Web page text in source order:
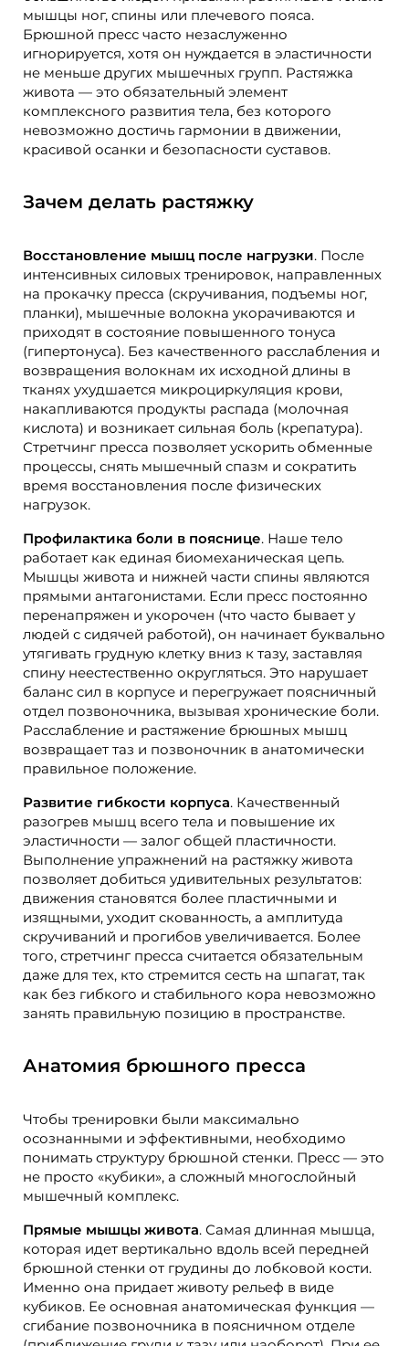
мышцы ног, спины или плечевого пояса.
Брюшной пресс часто незаслуженно
игнорируется, хотя он нуждается в эластичности
не меньше других мышечных групп. Растяжка
живота — это обязательный элемент
комплексного развития тела, без которого
невозможно достичь гармонии в движении,
красивой осанки и безопасности суставов.
Зачем делать растяжку
Восстановление мышц после нагрузки. После
интенсивных силовых тренировок, направленных
на прокачку пресса (скручивания, подъемы ног,
планки), мышечные волокна укорачиваются и
приходят в состояние повышенного тонуса
(гипертонуса). Без качественного расслабления и
возвращения волокнам их исходной длины в
тканях ухудшается микроциркуляция крови,
накапливаются продукты распада (молочная
кислота) и возникает сильная боль (крепатура).
Стретчинг пресса позволяет ускорить обменные
процессы, снять мышечный спазм и сократить
время восстановления после физических
нагрузок.
Профилактика боли в пояснице. Наше тело
работает как единая биомеханическая цепь.
Мышцы живота и нижней части спины являются
прямыми антагонистами. Если пресс постоянно
перенапряжен и укорочен (что часто бывает у
людей с сидячей работой), он начинает буквально
утягивать грудную клетку вниз к тазу, заставляя
спину неестественно округляться. Это нарушает
баланс сил в корпусе и перегружает поясничный
отдел позвоночника, вызывая хронические боли.
Расслабление и растяжение брюшных мышц
возвращает таз и позвоночник в анатомически
правильное положение.
Развитие гибкости корпуса. Качественный
разогрев мышц всего тела и повышение их
эластичности — залог общей пластичности.
Выполнение упражнений на растяжку живота
позволяет добиться удивительных результатов:
движения становятся более пластичными и
изящными, уходит скованность, а амплитуда
скручиваний и прогибов увеличивается. Более
того, стретчинг пресса считается обязательным
даже для тех, кто стремится сесть на шпагат, так
как без гибкого и стабильного кора невозможно
занять правильную позицию в пространстве.
Анатомия брюшного пресса
Чтобы тренировки были максимально
осознанными и эффективными, необходимо
понимать структуру брюшной стенки. Пресс — это
не просто «кубики», а сложный многослойный
мышечный комплекс.
Прямые мышцы живота. Самая длинная мышца,
которая идет вертикально вдоль всей передней
брюшной стенки от грудины до лобковой кости.
Именно она придает животу рельеф в виде
кубиков. Ее основная анатомическая функция —
сгибание позвоночника в поясничном отделе